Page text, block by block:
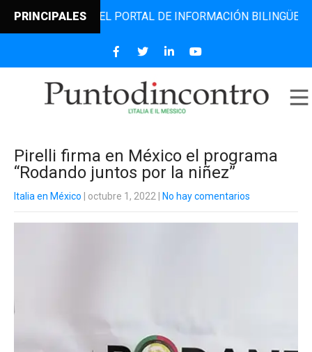
PRINCIPALESEL PORTAL DE INFORMACIÓN BILINGÜE QUE
Pirelli firma en México el programa
“Rodando juntos por la niñez”
Italia en México | octubre 1, 2022 No hay comentarios